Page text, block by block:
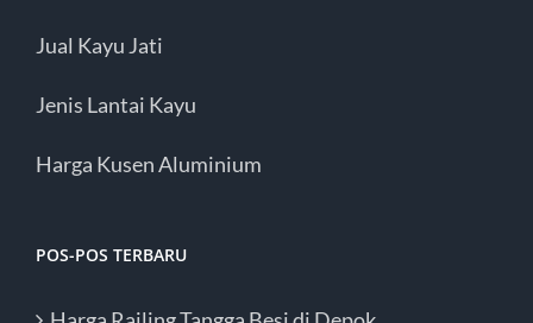
Jual Kayu Jati
Jenis Lantai Kayu
Harga Kusen Aluminium
POS-POS TERBARU